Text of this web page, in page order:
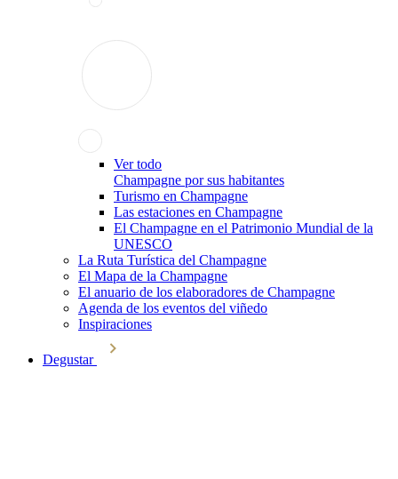
Ver todo
Champagne por sus habitantes
Turismo en Champagne
Las estaciones en Champagne
El Champagne en el Patrimonio Mundial de la
UNESCO
La Ruta Turística del Champagne
El Mapa de la Champagne
El anuario de los elaboradores de Champagne
Agenda de los eventos del viñedo
Inspiraciones
Degustar